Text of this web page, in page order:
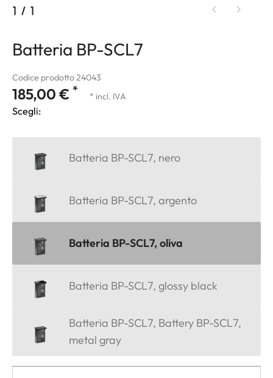
1 / 1
Batteria BP-SCL7
Codice prodotto 24043
185,00 € * * incl. IVA
Scegli:
Batteria BP-SCL7, nero
Batteria BP-SCL7, argento
Batteria BP-SCL7, oliva
Batteria BP-SCL7, glossy black
Batteria BP-SCL7, Battery BP-SCL7,
metal gray